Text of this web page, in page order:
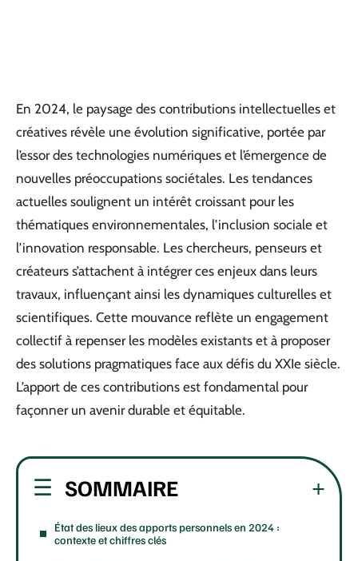
En 2024, le paysage des contributions intellectuelles et
créatives révèle une évolution significative, portée par
l’essor des technologies numériques et l’émergence de
nouvelles préoccupations sociétales. Les tendances
actuelles soulignent un intérêt croissant pour les
thématiques environnementales, l’inclusion sociale et
l’innovation responsable. Les chercheurs, penseurs et
créateurs s’attachent à intégrer ces enjeux dans leurs
travaux, influençant ainsi les dynamiques culturelles et
scientifiques. Cette mouvance reflète un engagement
collectif à repenser les modèles existants et à proposer
des solutions pragmatiques face aux défis du XXIe siècle.
L’apport de ces contributions est fondamental pour
façonner un avenir durable et équitable.
SOMMAIRE
État des lieux des apports personnels en 2024 :
contexte et chiffres clés